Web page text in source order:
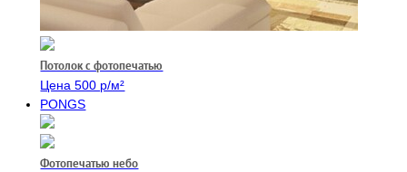
Потолок с фотопечатью
Цена 500 р/м²
PONGS
Фотопечатью небо